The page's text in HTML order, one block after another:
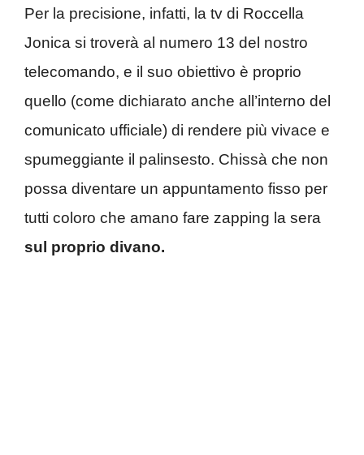
Per la precisione, infatti, la tv di Roccella
Jonica si troverà al numero 13 del nostro
telecomando, e il suo obiettivo è proprio
quello (come dichiarato anche all’interno del
comunicato ufficiale) di rendere più vivace e
spumeggiante il palinsesto. Chissà che non
possa diventare un appuntamento fisso per
tutti coloro che amano fare zapping la sera
sul proprio divano.